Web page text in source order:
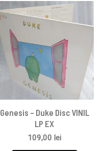
Genesis – Duke Disc VINIL
LP EX
109,00 lei